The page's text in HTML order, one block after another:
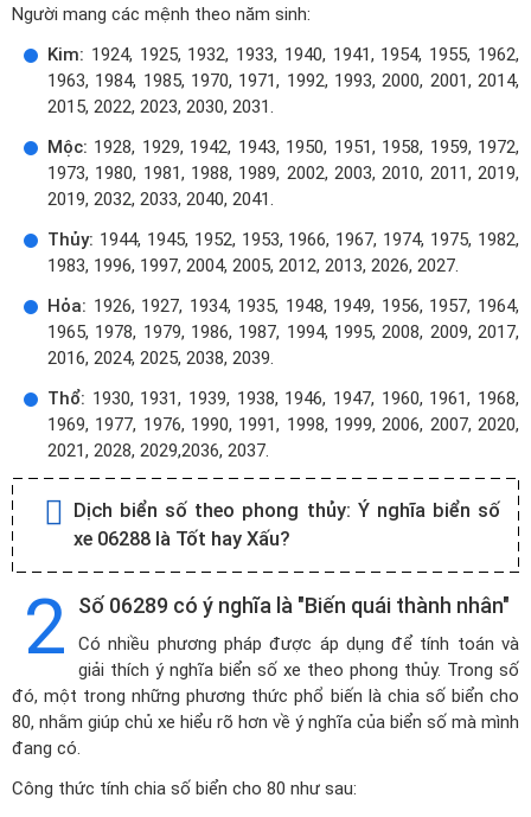
Người mang các mệnh theo năm sinh:
Kim: 1924, 1925, 1932, 1933, 1940, 1941, 1954, 1955, 1962,
1963, 1984, 1985, 1970, 1971, 1992, 1993, 2000, 2001, 2014,
2015, 2022, 2023, 2030, 2031.
Mộc: 1928, 1929, 1942, 1943, 1950, 1951, 1958, 1959, 1972,
1973, 1980, 1981, 1988, 1989, 2002, 2003, 2010, 2011, 2019,
2019, 2032, 2033, 2040, 2041.
Thủy: 1944, 1945, 1952, 1953, 1966, 1967, 1974, 1975, 1982,
1983, 1996, 1997, 2004, 2005, 2012, 2013, 2026, 2027.
Hỏa: 1926, 1927, 1934, 1935, 1948, 1949, 1956, 1957, 1964,
1965, 1978, 1979, 1986, 1987, 1994, 1995, 2008, 2009, 2017,
2016, 2024, 2025, 2038, 2039.
Thổ: 1930, 1931, 1939, 1938, 1946, 1947, 1960, 1961, 1968,
1969, 1977, 1976, 1990, 1991, 1998, 1999, 2006, 2007, 2020,
2021, 2028, 2029,2036, 2037.
Dịch biển số theo phong thủy: Ý nghĩa biển số
xe 06288 là Tốt hay Xấu?
2 Số 06289 có ý nghĩa là "Biến quái thành nhân"
Có nhiều phương pháp được áp dụng để tính toán và
giải thích ý nghĩa biển số xe theo phong thủy. Trong số
đó, một trong những phương thức phổ biến là chia số biển cho
80, nhằm giúp chủ xe hiểu rõ hơn về ý nghĩa của biển số mà mình
đang có.
Công thức tính chia số biển cho 80 như sau: